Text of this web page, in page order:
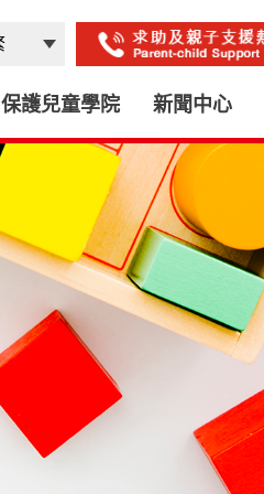
保護兒童學院 新聞中心